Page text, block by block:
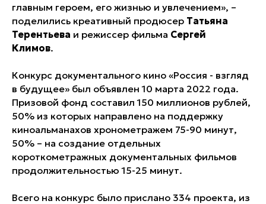
главным героем, его жизнью и увлечением», –
поделились креативный продюсер Татьяна
Терентьева и режиссер фильма Сергей
Климов.
Конкурс документального кино «Россия - взгляд
в будущее» был объявлен 10 марта 2022 года.
Призовой фонд составил 150 миллионов рублей,
50% из которых направлено на поддержку
киноальманахов хронометражем 75-90 минут,
50% – на создание отдельных
короткометражных документальных фильмов
продолжительностью 15-25 минут.
Всего на конкурс было прислано 334 проекта, из